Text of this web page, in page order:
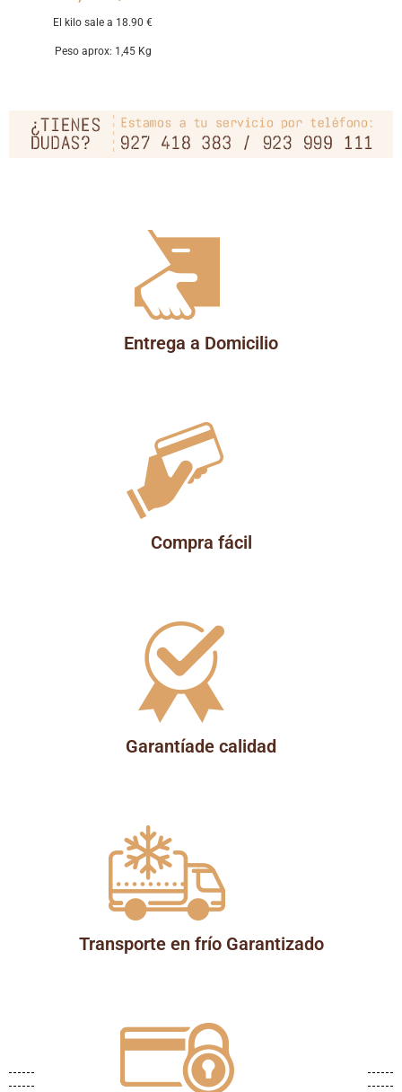
El kilo sale a 18.90 €
Peso aprox: 1,45 Kg
Entrega a Domicilio
Compra fácil
Garantíade calidad
Transporte en frío Garantizado